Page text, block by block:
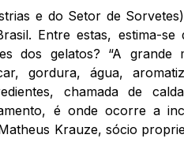
e do Setor de
Entre estas, estima-se
dos gelatos? “A grande
gordura, água,
chamada de
é onde ocorre a
Krauze, sócio